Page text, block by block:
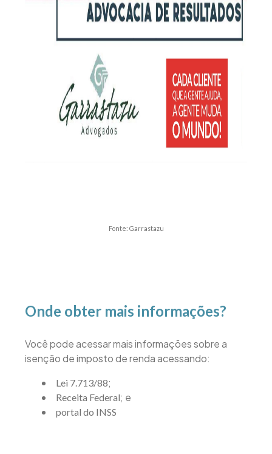
Fonte: Garrastazu
Onde obter mais informações?
Você pode acessar mais informações sobre a
isenção de imposto de renda acessando:
Lei 7.713/88;
Receita Federal; e
portal do INSS